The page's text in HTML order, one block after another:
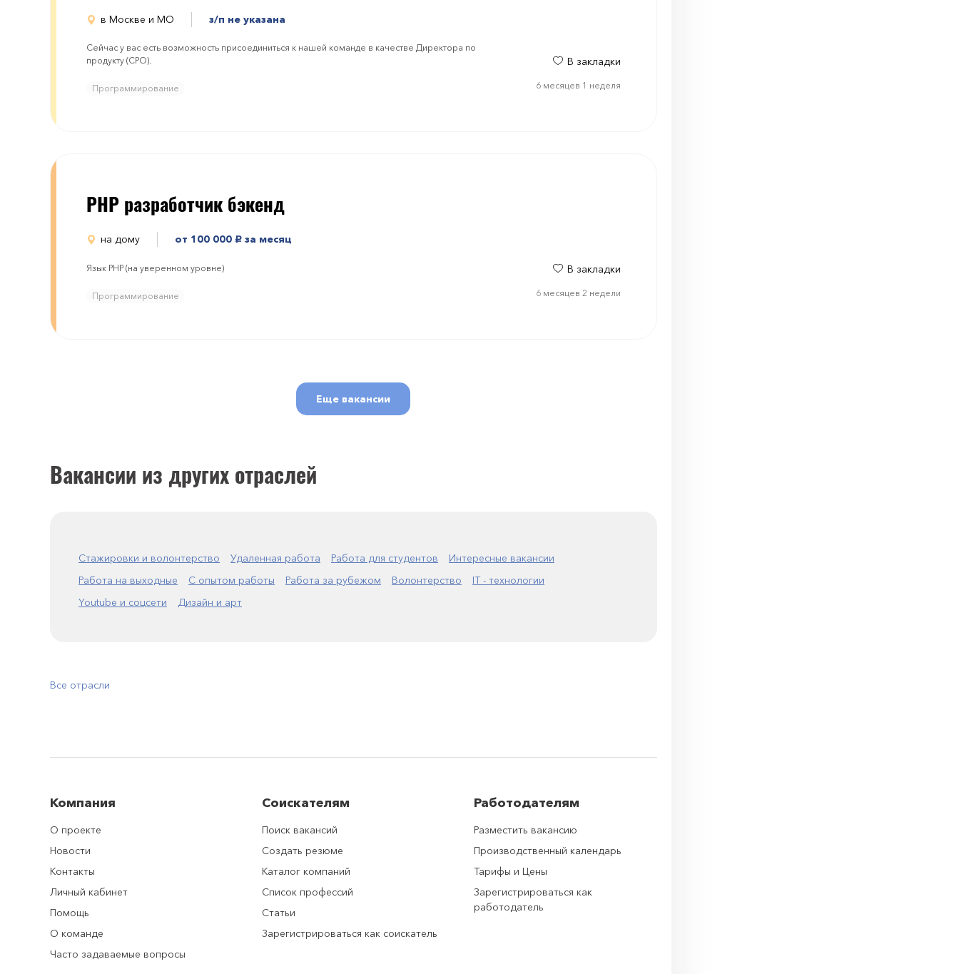
в Москве и МО з/п не указана
Сейчас у вас есть возможность присоединиться к нашей команде в качестве Директора по
продукту (CPO).
Программирование
В закладки
6 месяцев 1 неделя
PHP разработчик бэкенд
на дому от 100 000 руб. за месяц
Язык PHP (на уверенном уровне)
Программирование
В закладки
6 месяцев 2 недели
Еще вакансии
Вакансии из других отраслей
Стажировки и волонтерство Удаленная работа Работа для студентов
Интересные вакансии
Работа на выходные
С опытом работы Работа за рубежом Волонтерство
IT - технологии
Youtube и соцсети
Дизайн и арт
Все отрасли
Компания
О проекте
Новости
Контакты
Личный кабинет
Помощь
О команде
Часто задаваемые вопросы
Соискателям
Поиск вакансий
Создать резюме
Каталог компаний
Список профессий
Статьи
Зарегистрироваться как соискатель
Работодателям
Разместить вакансию
Производственный календарь
Тарифы и Цены
Зарегистрироваться как
работодатель